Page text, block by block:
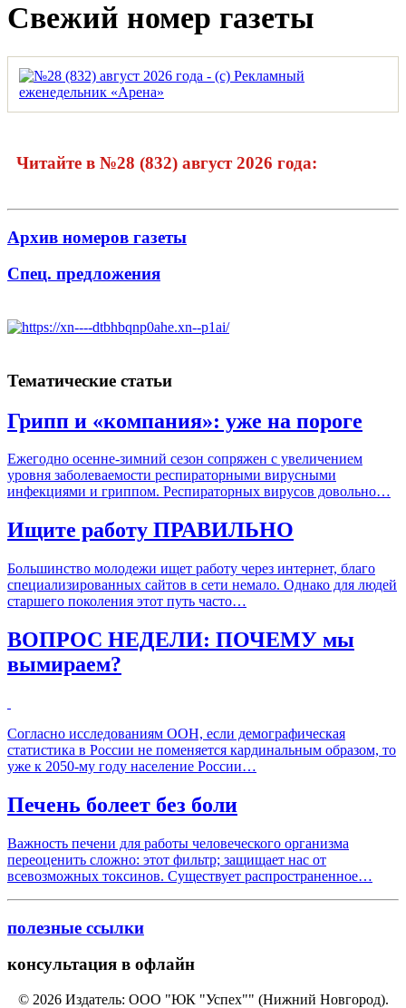
Свежий номер газеты
Читайте в №28 (832) август 2026 года:
Архив номеров газеты
Спец. предложения
Тематические статьи
Грипп и «компания»: уже на пороге
Ежегодно осенне-зимний сезон сопряжен с увеличением
уровня заболеваемости респираторными вирусными
инфекциями и гриппом. Респираторных вирусов довольно…
Ищите работу ПРАВИЛЬНО
Большинство молодежи ищет работу через интернет, благо
специализированных сайтов в сети немало. Однако для людей
старшего поколения этот путь часто…
ВОПРОС НЕДЕЛИ: ПОЧЕМУ мы
вымираем?
Согласно исследованиям ООН, если демографическая
статистика в России не поменяется кардинальным образом, то
уже к 2050-му году население России…
Печень болеет без боли
Важность печени для работы человеческого организма
переоценить сложно: этот фильтр; защищает нас от
всевозможных токсинов. Существует распространенное…
полезные ссылки
консультация в офлайн
© 2026 Издатель: ООО "ЮК "Успех"" (Нижний Новгород).